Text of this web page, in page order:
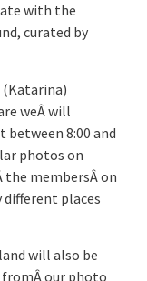
with the
curated by
weÂ will
between 8:00 and
photos on
the membersÂ on
different places
will also be
our photo